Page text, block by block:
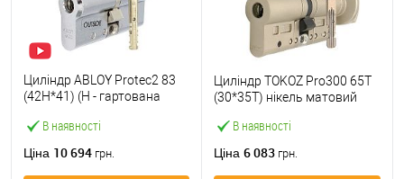
В наявності
Циліндр ABLOY Protec2 83
(42H*41) (H - гартована
Ціна 10 694 грн.
В наявності
Циліндр TOKOZ Pro300 65T
(30*35T) нікель матовий
Ціна 6 083 грн.